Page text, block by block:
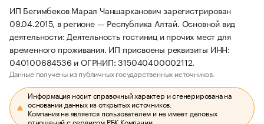
ИП Бегимбеков Марал Чаншарканович зарегистрирован
09.04.2015, в регионе — Республика Алтай. Основной вид
деятельности: Деятельность гостиниц и прочих мест для
временного проживания. ИП присвоены реквизиты ИНН:
040100684536 и ОГРНИП: 315040400002112.
Данные получены из публичных государственных источников.
Информация носит справочный характер и сгенерирована на
основании данных из открытых источников.
Компания не является пользователем и не имеет деловых
отношений с сервисом РБК Компании.